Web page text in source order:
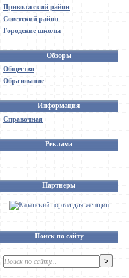
Приволжский район
Советский район
Городские школы
Обзоры
Общество
Образование
Информация
Справочная
Реклама
Партнеры
Поиск по сайту